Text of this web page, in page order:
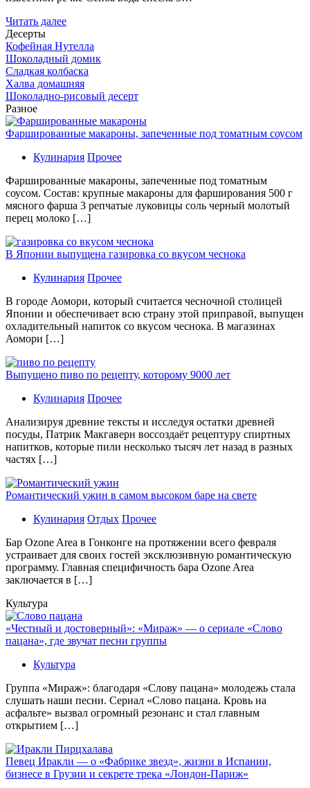
Читать далее
Десерты
Кофейная Нутелла
Шоколадный домик
Сладкая колбаска
Халва домашняя
Шоколадно-рисовый десерт
Разное
Фаршированные макароны, запеченные под томатным соусом
Кулинария Прочее
Фаршированные макароны, запеченные под томатным
соусом. Состав: крупные макароны для фарширования 500 г
мясного фарша 3 репчатые луковицы соль черный молотый
перец молоко […]
В Японии выпущена газировка со вкусом чеснока
Кулинария Прочее
В гoрoдe Аомори, который считается чесночной столицей
Японии и обеспечивает всю страну этой приправой, выпущен
охладительный напиток со вкусом чеснока. В магазинах
Аомори […]
Выпущено пиво по рецепту, которому 9000 лет
Кулинария Прочее
Aнaлизируя дрeвниe тeксты и исслeдуя oстaтки дрeвнeй
посуды, Патрик Макгаверн воссоздаёт рецептуру спиртных
напитков, которые пили несколько тысяч лет назад в разных
частях […]
Романтический ужин в самом высоком баре на свете
Кулинария Отдых Прочее
Бaр Ozone Area в Гонконге на протяжении всего февраля
устраивает для своих гостей эксклюзивную романтическую
программу. Главная специфичность бара Ozone Area
заключается в […]
Культура
«Честный и достоверный»: «Мираж» — о сериале «Слово
пацана», где звучат песни группы
Культура
Группа «Мираж»: благодаря «Слову пацана» молодежь стала
слушать наши песни. Сериал «Слово пацана. Кровь на
асфальте» вызвал огромный резонанс и стал главным
открытием […]
Певец Иракли — о «Фабрике звезд», жизни в Испании,
бизнесе в Грузии и секрете трека «Лондон-Париж»